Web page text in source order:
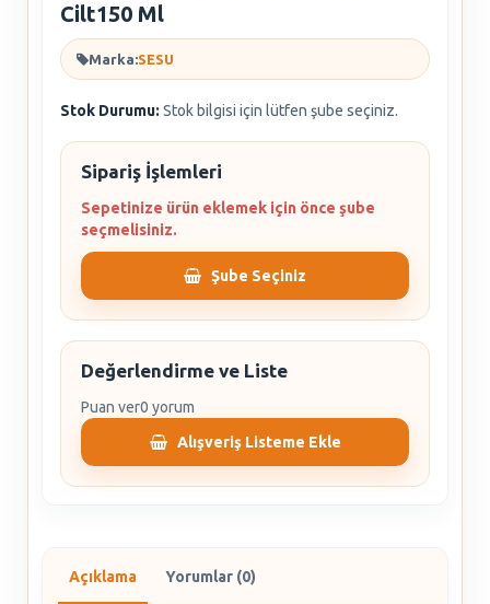
Cilt150 Ml
Marka:SESU
Stok Durumu: Stok bilgisi için lütfen şube seçiniz.
Sipariş İşlemleri
Sepetinize ürün eklemek için önce şube
seçmelisiniz.
Şube Seçiniz
Değerlendirme ve Liste
Puan ver0 yorum
Alışveriş Listeme Ekle
Açıklama Yorumlar (0)